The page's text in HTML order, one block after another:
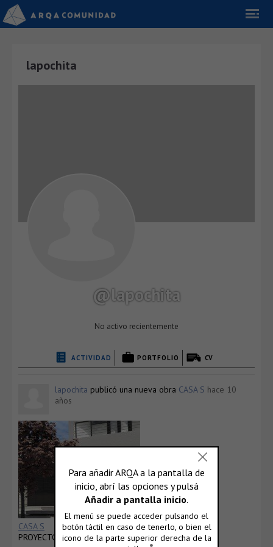
lapochita
@lapochita
No activo recientemente
ACTIVIDAD PORTFOLIO CV
lapochita publicó una nueva obra CASA S hace 10
años
CASA S
PROYECTO DE VIVIENDA UNIFAMILIAR…